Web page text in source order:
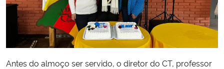
Antes do almoço ser servido, o diretor do CT, professor